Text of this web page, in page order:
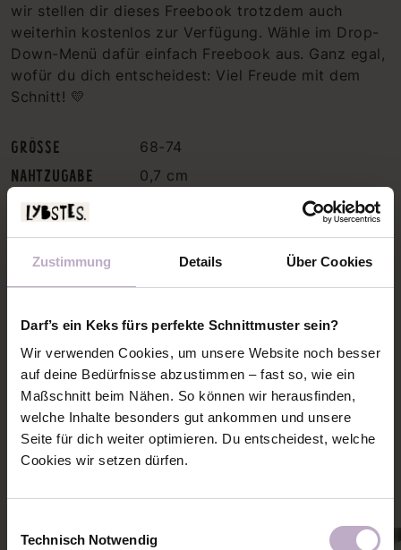
Zustimmung Details Über Cookies
Darf’s ein Keks fürs perfekte Schnittmuster sein?
Wir verwenden Cookies, um unsere Website noch besser
auf deine Bedürfnisse abzustimmen – fast so, wie ein
Maßschnitt beim Nähen. So können wir herausfinden,
welche Inhalte besonders gut ankommen und unsere
Seite für dich weiter optimieren. Du entscheidest, welche
Cookies wir setzen dürfen.
Technisch Notwendig
wir stellen dir dieses Freebook trotzdem auch
weiterhin kostenlos zur Verfügung. Wähle im Drop-
Down-Menü dafür einfach Freebook aus. Ganz egal,
wofür du dich entscheidest: Viel Freude mit dem
Schnitt! 💛
GRÖSSE 68-74
NAHTZUGABE 0,7 cm
INFO
für Kord, Jeans, Waffel Jersey
oder Sweat. Außerdem 2,5 cm
oder Jerseydrücker
PASSENDE NÄHANLEITUNGEN
Mehr Ideen und Inspiration zu diesem Schnitt holen